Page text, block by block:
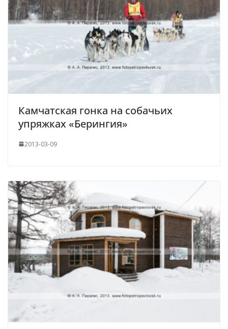
Камчатская гонка на собачьих
упряжках «Берингия»
2013-03-09